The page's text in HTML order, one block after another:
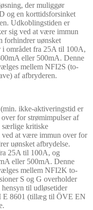
der muliggør
og en korttidsforsinket
Udkoblingstiden er
sig ved at være immun
forhindrer uønsket
i området fra 25A til 100A,
eller 500mA. Denne
mellem NFI2S (to-
af afbryderen.
ikke-aktiveringstid er
for strømimpulser af
særlige kritiske
at være immun over for
uønsket afbrydelse.
25A til 100A, og
eller 500mA. Denne
mellem NFI2K to-
S og G overholder
til udløsetider
E 8601 (tillæg til ÖVE EN